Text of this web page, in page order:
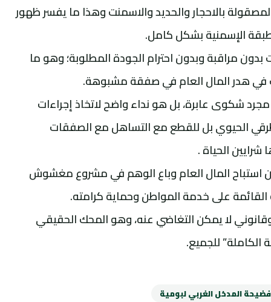
بالاحجار والحديد والاسمنت وهذا ما يفسر ظهور
الإسمنية بشكل كامل.
مراقبة وبدون احترام الجودة المطلوبة؛ وهو ما
في هدر المال العام في صفقة مشبوهة.
شكوى عابرة، بل هو نداء واضح لاتخاذ إجراءات
الحيوي بل للقطع مع التساهل مع الصفقات
الحياة .
استباح المال العام وباع الوهم في مشروع مغشوش
القائمة على خدمة المواطن وحماية كرامته.
لا يمكن التغاضي عنه، وهو المحك الحقيقي
الكاملة” للجميع.
فضيحة المدخل الغربي لبومية